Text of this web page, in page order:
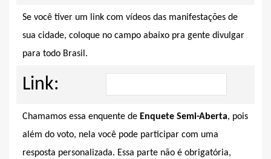
Se você tiver um link com vídeos das manifestações de
sua cidade, coloque no campo abaixo pra gente divulgar
para todo Brasil.
Link:
Chamamos essa enquente de Enquete Semi-Aberta, pois
além do voto, nela você pode participar com uma
resposta personalizada. Essa parte não é obrigatória,